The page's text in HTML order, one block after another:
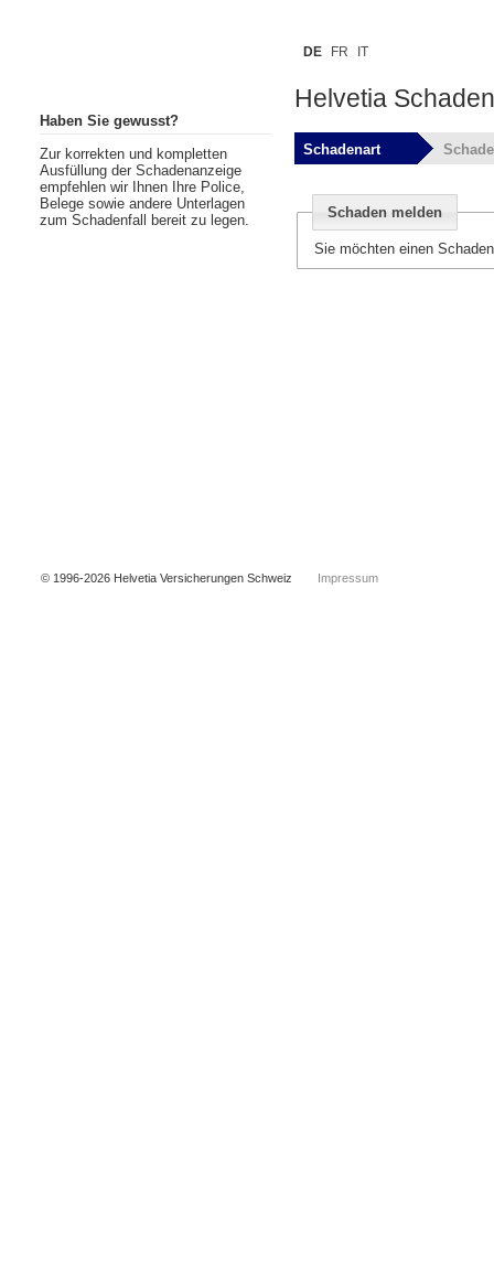
DE FR IT
Haben Sie gewusst?
Zur korrekten und kompletten
Ausfüllung der Schadenanzeige
empfehlen wir Ihnen Ihre Police,
Belege sowie andere Unterlagen
zum Schadenfall bereit zu legen.
Helvetia
Schadenart
Schaden melden
Sie möchten einen
© 1996-2026 Helvetia Versicherungen Schweiz Impressum